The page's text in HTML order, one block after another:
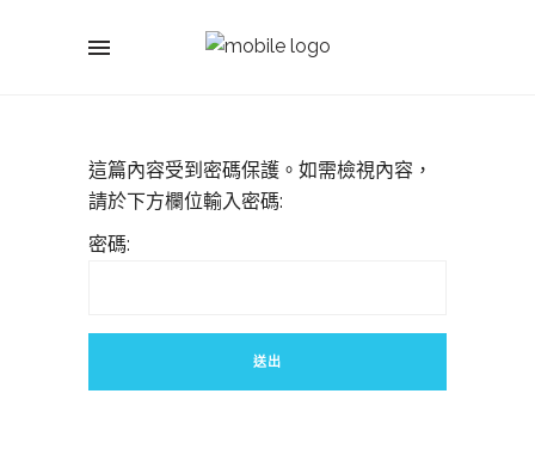
這篇內容受到密碼保護。如需檢視內容，
請於下方欄位輸入密碼:
密碼: